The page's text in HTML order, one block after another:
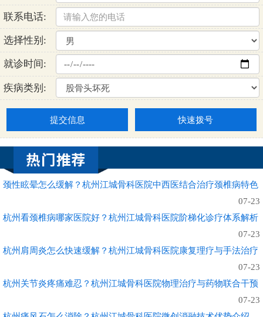
联系电话:
选择性别:
就诊时间:
疾病类别:
提交信息 快速拨号
颈性眩晕怎么缓解？杭州江城骨科医院中西医结合治疗颈椎病特色
07-23
杭州看颈椎病哪家医院好？杭州江城骨科医院阶梯化诊疗体系解析
07-23
杭州肩周炎怎么快速缓解？杭州江城骨科医院康复理疗与手法治疗
07-23
杭州关节炎疼痛难忍？杭州江城骨科医院物理治疗与药物联合干预
07-23